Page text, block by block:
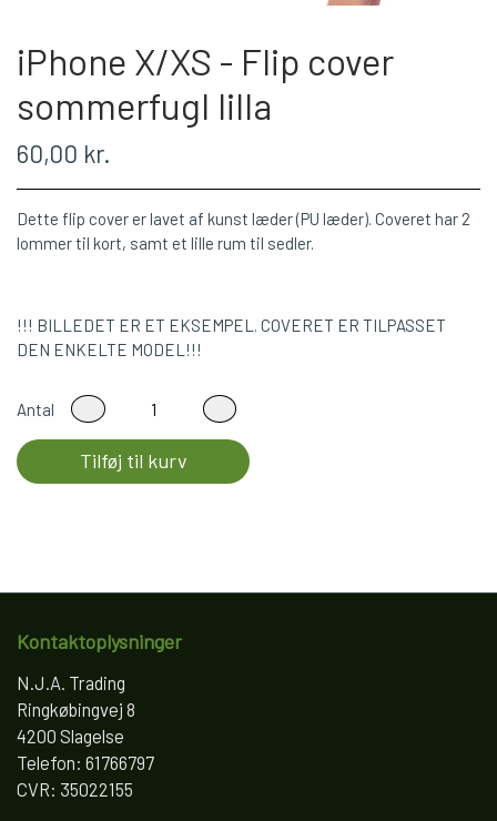
iPhone X/XS - Flip cover
sommerfugl lilla
60,00 kr.
Dette flip cover er lavet af kunst læder (PU læder). Coveret har 2
lommer til kort, samt et lille rum til sedler.
!!! BILLEDET ER ET EKSEMPEL. COVERET ER TILPASSET
DEN ENKELTE MODEL!!!
Antal
Tilføj til kurv
Kontaktoplysninger
N.J.A. Trading
Ringkøbingvej 8
4200 Slagelse
Telefon: 61766797
CVR: 35022155